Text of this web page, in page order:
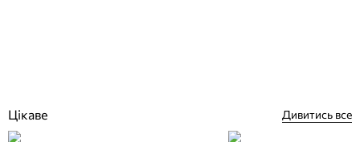
Цікаве Дивитись все